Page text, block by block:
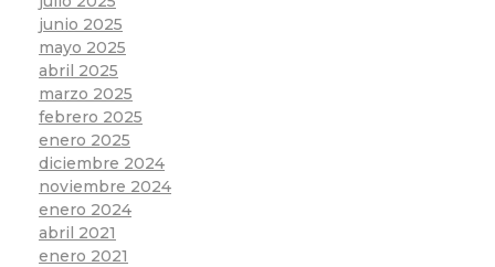
junio 2025
mayo 2025
abril 2025
marzo 2025
febrero 2025
enero 2025
diciembre 2024
noviembre 2024
enero 2024
abril 2021
enero 2021